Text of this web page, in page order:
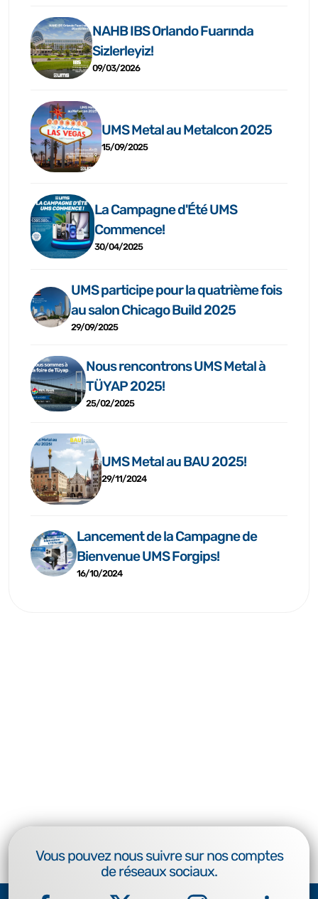
NAHB IBS Orlando Fuarında
Sizlerleyiz!
09/03/2026
UMS Metal au Metalcon 2025
15/09/2025
La Campagne d'Été UMS
Commence!
30/04/2025
UMS participe pour la quatrième fois
au salon Chicago Build 2025
29/09/2025
Nous rencontrons UMS Metal à
TÜYAP 2025!
25/02/2025
UMS Metal au BAU 2025!
29/11/2024
Lancement de la Campagne de
Bienvenue UMS Forgips!
16/10/2024
Vous pouvez nous suivre sur nos comptes
de réseaux sociaux.